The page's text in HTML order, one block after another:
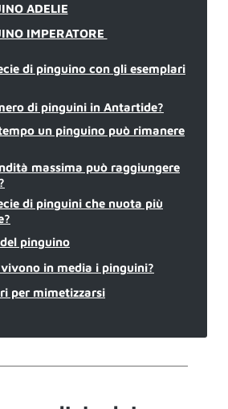
ADELIE
IMPERATORE
di pinguino con gli esemplari
di pinguini in Antartide?
un pinguino può rimanere
massima può raggiungere
di pinguini che nuota più
pinguino
in media i pinguini?
per mimetizzarsi